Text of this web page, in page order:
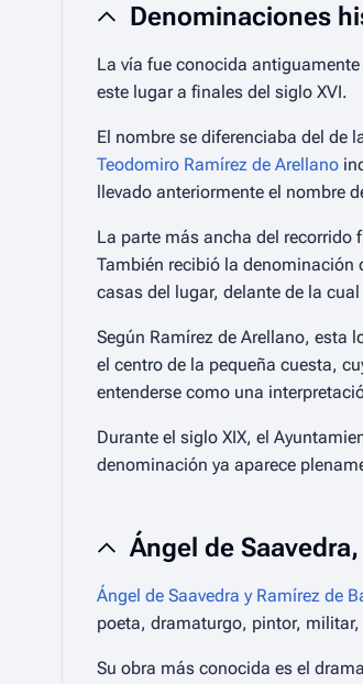
Denominaciones
La vía fue conocida
este lugar a finales del siglo XVI.
El nombre se diferenciaba del de
Teodomiro Ramírez de Arellano
llevado anteriormente el nombre
La parte más ancha del recorrido
También recibió la denominación
casas del lugar, delante de la
Según Ramírez de Arellano, esta
el centro de la pequeña cuesta,
entenderse como una
Durante el siglo XIX, el
denominación ya aparece
Ángel de
Ángel de Saavedra y Ramírez de
poeta, dramaturgo, pintor,
Su obra más conocida es el drama